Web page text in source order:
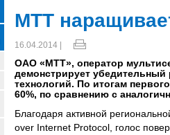
МТТ
16.04.2014 |
ОАО «МТТ», оператор
демонстрирует убедительный
технологий. По итогам
60%, по сравнению с
Благодаря активной
over Internet Protocol, голос